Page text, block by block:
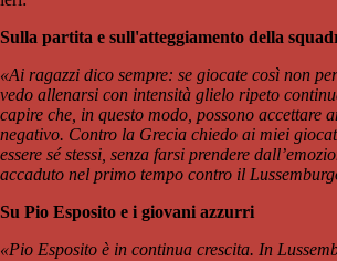
Sulla partita e sull'atteggiamento della
«Ai ragazzi dico sempre: se giocate così non
vedo allenarsi con intensità glielo ripeto
capire che, in questo modo, possono accettare
negativo. Contro la Grecia chiedo ai miei
essere sé stessi, senza farsi prendere
accaduto nel primo tempo contro il
Su Pio Esposito e i giovani azzurri
«Pio Esposito è in continua crescita. In